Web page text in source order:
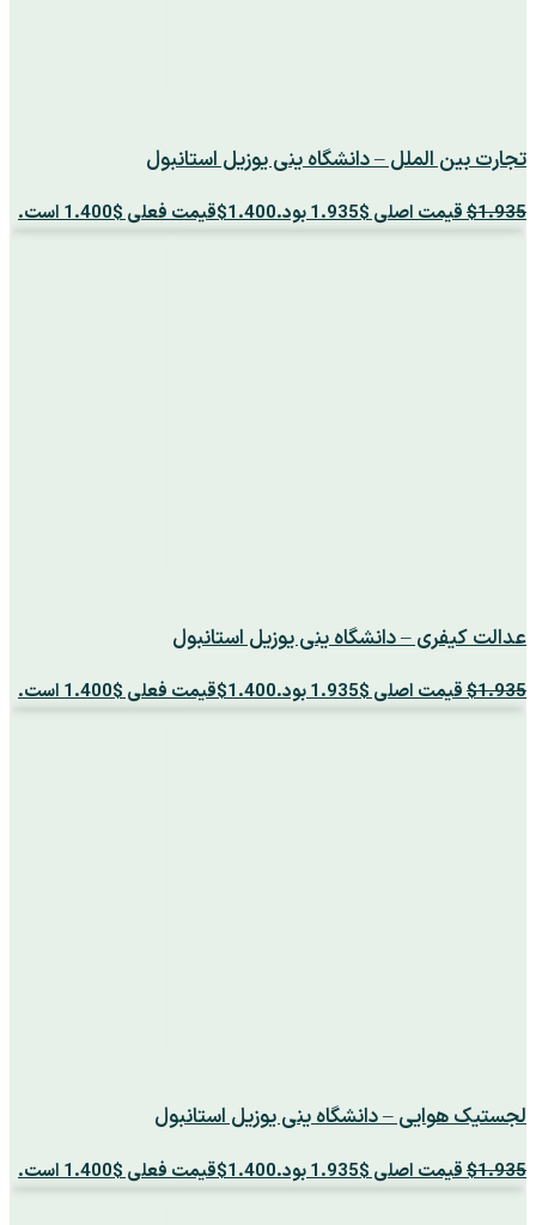
تجارت بین الملل – دانشگاه ینی یوزیل استانبول
$1.935 قیمت اصلی $1.935 بود. $1.400 قیمت فعلی $1.400 است.
عدالت کیفری – دانشگاه ینی یوزیل استانبول
$1.935 قیمت اصلی $1.935 بود. $1.400 قیمت فعلی $1.400 است.
لجستیک هوایی – دانشگاه ینی یوزیل استانبول
$1.935 قیمت اصلی $1.935 بود. $1.400 قیمت فعلی $1.400 است.